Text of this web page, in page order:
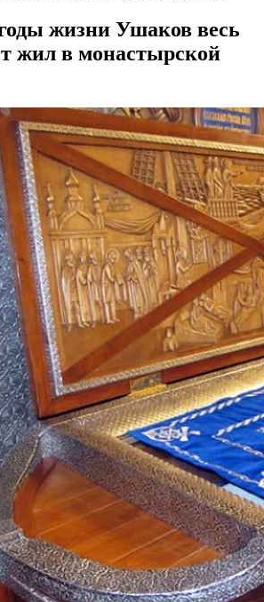
жизни Ушаков весь
жил в монастырской